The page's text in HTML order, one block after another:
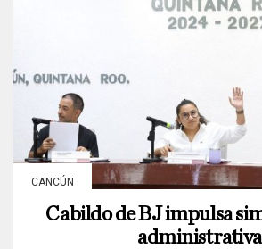
CANCÚN
Cabildo de BJ impulsa
administrativa